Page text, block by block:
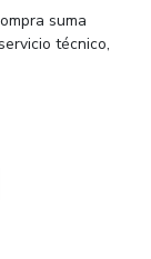
suma
técnico,